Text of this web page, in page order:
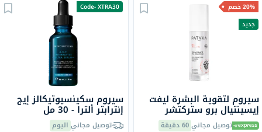
20% خصم
جديد
سيروم لتقوية البشرة ليفت
إيسينتيال برو ستركتشر
باتيكا، بالببتيدات - 30 مل
توصيل مجاني60 دقيقة
Code- XTRA30
سيروم سكينسيوتيكالز إيج
إنترابتر ألترا - 30 مل
توصيل مجاني اليوم